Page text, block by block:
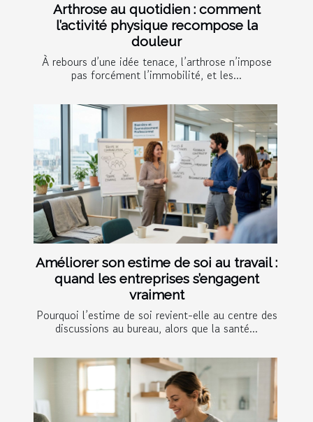
Arthrose au quotidien : comment
l’activité physique recompose la
douleur
À rebours d’une idée tenace, l’arthrose n’impose
pas forcément l’immobilité, et les...
Améliorer son estime de soi au travail :
quand les entreprises s’engagent
vraiment
Pourquoi l’estime de soi revient-elle au centre des
discussions au bureau, alors que la santé...